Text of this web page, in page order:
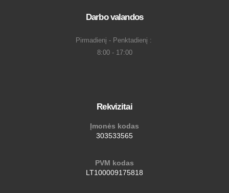
Darbo valandos
Pirmadienį - Penktadienį :
8:00 - 17:00
Rekvizitai
Įmonės kodas
303533565
PVM kodas
LT100009175818